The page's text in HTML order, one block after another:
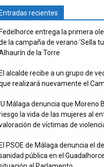
recientes
entrega la primera
la campaña de verano ‘Sella tu
de la Torre
alcalde recibe a un grupo de
realizará nuevamente el
Málaga denuncia que Moreno
la vida de las mujeres al
de víctimas de
PSOE de Málaga denuncia el
pública en el